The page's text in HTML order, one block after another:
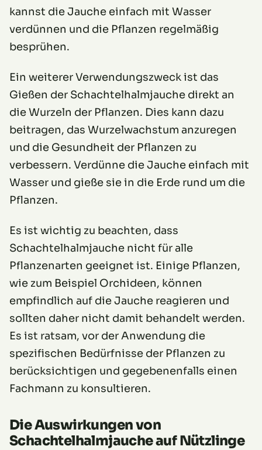
kannst die Jauche einfach mit Wasser
verdünnen und die Pflanzen regelmäßig
besprühen.
Ein weiterer Verwendungszweck ist das
Gießen der Schachtelhalmjauche direkt an
die Wurzeln der Pflanzen. Dies kann dazu
beitragen, das Wurzelwachstum anzuregen
und die Gesundheit der Pflanzen zu
verbessern. Verdünne die Jauche einfach mit
Wasser und gieße sie in die Erde rund um die
Pflanzen.
Es ist wichtig zu beachten, dass
Schachtelhalmjauche nicht für alle
Pflanzenarten geeignet ist. Einige Pflanzen,
wie zum Beispiel Orchideen, können
empfindlich auf die Jauche reagieren und
sollten daher nicht damit behandelt werden.
Es ist ratsam, vor der Anwendung die
spezifischen Bedürfnisse der Pflanzen zu
berücksichtigen und gegebenenfalls einen
Fachmann zu konsultieren.
Die Auswirkungen von
Schachtelhalmjauche auf Nützlinge